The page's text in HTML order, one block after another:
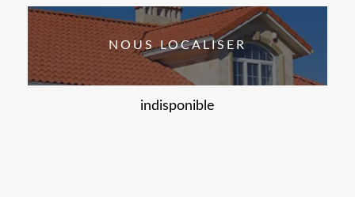
NOUS LOCALISER
indisponible